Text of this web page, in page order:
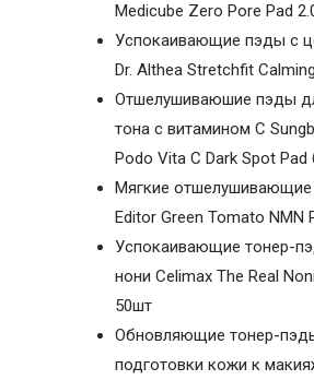
Medicube Zero Pore Pad
Успокаивающие пэды с
Dr. Althea Stretchfit
Отшелушиваюшие пэды
тона с витамином C
Podo Vita C Dark Spot Pad
Мягкие отшелушивающие
Editor Green Tomato NMN
Успокаивающие тонер-
нони Celimax The Real
50шт
Обновляющие тонер-
подготовки кожи к